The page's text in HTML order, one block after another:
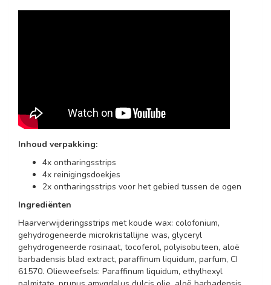
Inhoud verpakking:
4x ontharingsstrips
4x reinigingsdoekjes
2x ontharingsstrips voor het gebied tussen de ogen
Ingrediënten
Haarverwijderingsstrips met koude wax: colofonium,
gehydrogeneerde microkristallijne was, glyceryl
gehydrogeneerde rosinaat, tocoferol, polyisobuteen, aloë
barbadensis blad extract, paraffinum liquidum, parfum, CI
61570. Olieweefsels: Paraffinum liquidum, ethylhexyl